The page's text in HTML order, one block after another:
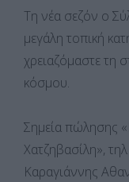
Τη νέα σεζόν ο
μεγάλη τοπική
χρειαζόμαστε τη
κόσμου.
Σημεία πώλησης
Χατζηβασίλη»,
Καραγιάννης